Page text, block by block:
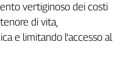
vertiginoso dei costi
di vita,
e limitando l'accesso al